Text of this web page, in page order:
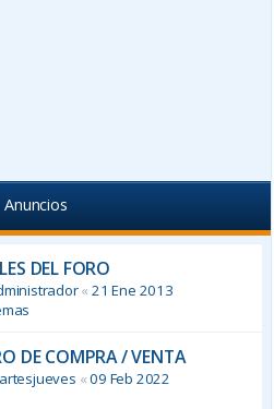
Anuncios
DEL FORO
«21 Ene 2013
DE COMPRA / VENTA
«09 Feb 2022